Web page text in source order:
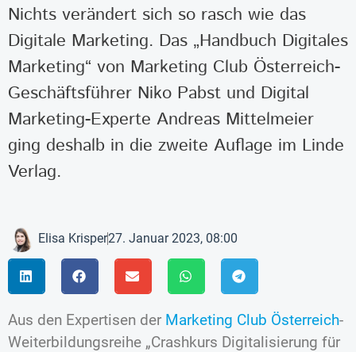
Nichts verändert sich so rasch wie das
Digitale Marketing. Das „Handbuch Digitales
Marketing“ von Marketing Club Österreich-
Geschäftsführer Niko Pabst und Digital
Marketing-Experte Andreas Mittelmeier
ging deshalb in die zweite Auflage im Linde
Verlag.
Elisa Krisper27. Januar 2023, 08:00
Aus den Expertisen der Marketing Club Österreich-
Weiterbildungsreihe „Crashkurs Digitalisierung für